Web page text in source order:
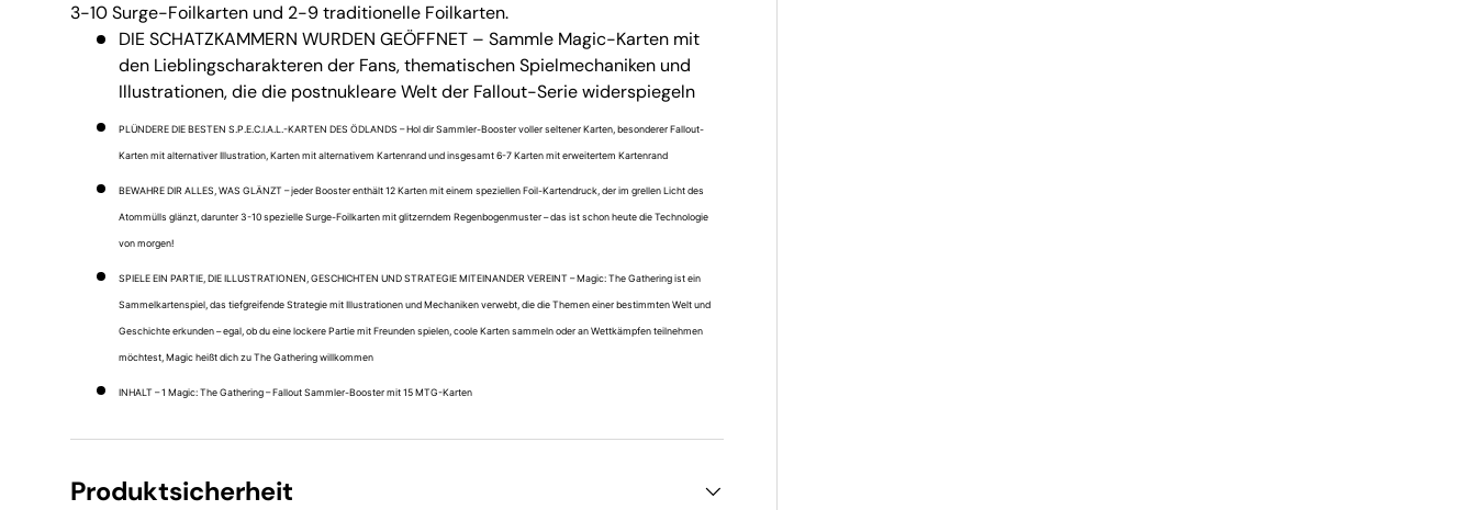
3-10 Surge-Foilkarten und 2-9 traditionelle Foilkarten.
DIE SCHATZKAMMERN WURDEN GEÖFFNET – Sammle Magic-Karten mit
den Lieblingscharakteren der Fans, thematischen Spielmechaniken und
Illustrationen, die die postnukleare Welt der Fallout-Serie widerspiegeln
PLÜNDERE DIE BESTEN S.P.E.C.I.A.L.-KARTEN DES ÖDLANDS – Hol dir Sammler-Booster voller seltener Karten, besonderer Fallout-
Karten mit alternativer Illustration, Karten mit alternativem Kartenrand und insgesamt 6-7 Karten mit erweitertem Kartenrand
BEWAHRE DIR ALLES, WAS GLÄNZT – jeder Booster enthält 12 Karten mit einem speziellen Foil-Kartendruck, der im grellen Licht des
Atommülls glänzt, darunter 3-10 spezielle Surge-Foilkarten mit glitzerndem Regenbogenmuster – das ist schon heute die Technologie
von morgen!
SPIELE EIN PARTIE, DIE ILLUSTRATIONEN, GESCHICHTEN UND STRATEGIE MITEINANDER VEREINT – Magic: The Gathering ist ein
Sammelkartenspiel, das tiefgreifende Strategie mit Illustrationen und Mechaniken verwebt, die die Themen einer bestimmten Welt und
Geschichte erkunden – egal, ob du eine lockere Partie mit Freunden spielen, coole Karten sammeln oder an Wettkämpfen teilnehmen
möchtest, Magic heißt dich zu The Gathering willkommen
INHALT – 1 Magic: The Gathering – Fallout Sammler-Booster mit 15 MTG-Karten
Produktsicherheit